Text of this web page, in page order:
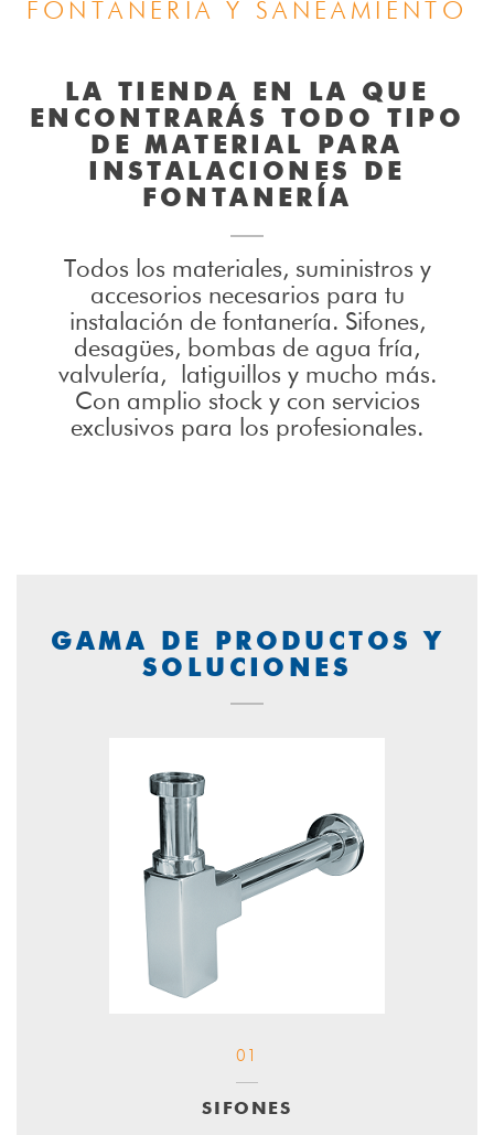
FONTANERÍA Y SANEAMIENTO
LA TIENDA EN LA QUE
ENCONTRARÁS TODO TIPO
DE MATERIAL PARA
INSTALACIONES DE
FONTANERÍA
Todos los materiales, suministros y
accesorios necesarios para tu
instalación de fontanería. Sifones,
desagües, bombas de agua fría,
valvulería, latiguillos y mucho más.
Con amplio stock y con servicios
exclusivos para los profesionales.
GAMA DE PRODUCTOS Y
SOLUCIONES
01
SIFONES